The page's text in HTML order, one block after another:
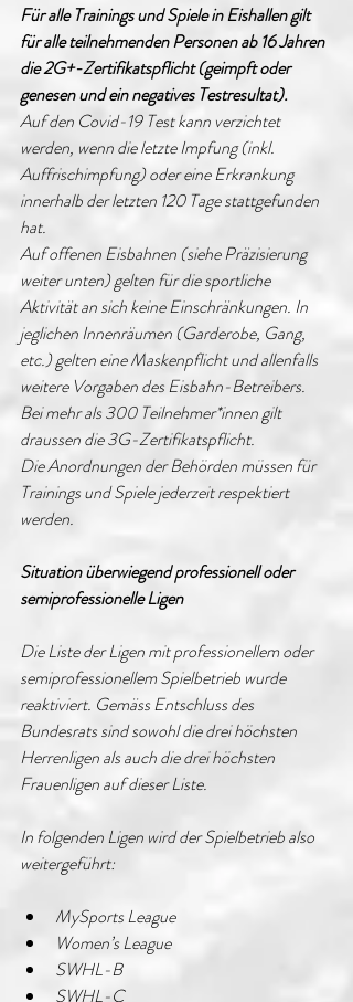
Für alle Trainings und Spiele in Eishallen gilt
für alle teilnehmenden Personen ab 16 Jahren
die 2G+-Zertifikatspflicht (geimpft oder
genesen und ein negatives Testresultat).
Auf den Covid-19 Test kann verzichtet
werden, wenn die letzte Impfung (inkl.
Auffrischimpfung) oder eine Erkrankung
innerhalb der letzten 120 Tage stattgefunden
hat.
Auf offenen Eisbahnen (siehe Präzisierung
weiter unten) gelten für die sportliche
Aktivität an sich keine Einschränkungen. In
jeglichen Innenräumen (Garderobe, Gang,
etc.) gelten eine Maskenpflicht und allenfalls
weitere Vorgaben des Eisbahn-Betreibers.
Bei mehr als 300 Teilnehmer*innen gilt
draussen die 3G-Zertifikatspflicht.
Die Anordnungen der Behörden müssen für
Trainings und Spiele jederzeit respektiert
werden.
Situation überwiegend professionell oder
semiprofessionelle Ligen
Die Liste der Ligen mit professionellem oder
semiprofessionellem Spielbetrieb wurde
reaktiviert. Gemäss Entschluss des
Bundesrats sind sowohl die drei höchsten
Herrenligen als auch die drei höchsten
Frauenligen auf dieser Liste.
In folgenden Ligen wird der Spielbetrieb also
weitergeführt:
MySports League
Women’s League
SWHL-B
SWHL-C